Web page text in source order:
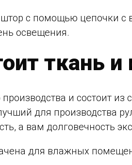
с помощью цепочки
освещения.
ткань
и состоит
для производства
а вам долговечность
для влажных